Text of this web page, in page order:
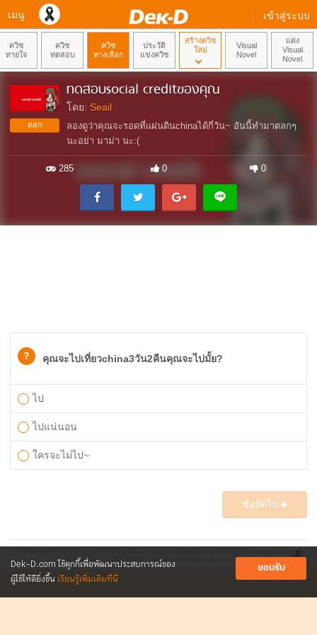
เมนู เข้าสู่ระบบ
Dek-D.com ใช้คุกกี้เพื่อพัฒนาประสบการณ์ของ
ผู้ใช้ให้ดียิ่งขึ้น เรียนรู้เพิ่มเติมที่นี่
ยอมรับ
ควิซ
ทายใจ
ควิซ
ทดสอบ
ควิซ
ทางเลือก
ประวัติ
แข่งควิซ
สร้างควิซ
ใหม่
Visual
Novel
แต่ง
Visual
Novel
ตลก
ทดสอบsocial creditของคุณ
โดย: Seail
ลองดูว่าคุณจะรอดที่แผ่นดินchinaได้กี่วัน~ อันนี้ทำมาตลกๆ
นะอย่า มาม่า นะ:(
285 0 0
? คุณจะไปเที่ยวchina3วัน2คืนคุณจะไปมั้ย?
ไป
ไปแน่นอน
ใครจะไม่ไป~
ข้อถัดไป
webmaster@dek-d.com
www.Dek-D.com
©1999-2026; All rights reserved by Dek-D Interactive Co.,Ltd.